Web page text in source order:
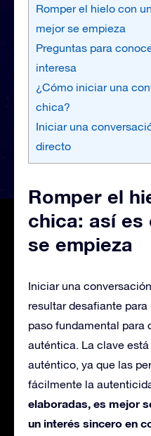
Romper el hielo con
mejor se empieza
Preguntas para
interesa
¿Cómo iniciar una
chica?
Iniciar una
directo
Romper el
chica: así
se empieza
Iniciar una
resultar desafiante
paso fundamental para
auténtica. La clave
auténtico, ya que las
fácilmente la
elaboradas, es mejor
un interés sincero en